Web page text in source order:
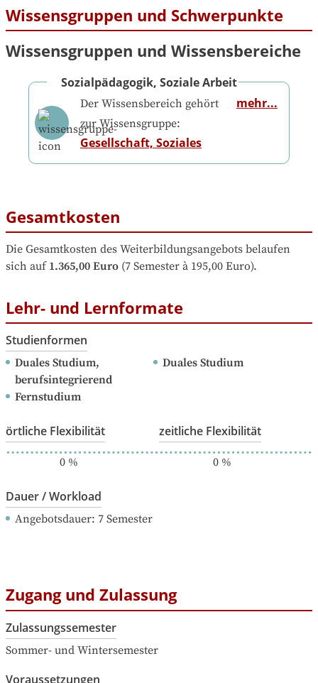
Wissensgruppen und Schwerpunkte
Wissensgruppen und Wissensbereiche
Sozialpädagogik, Soziale Arbeit
Der Wissensbereich gehört
zur Wissensgruppe:
Gesellschaft, Soziales
mehr...
Gesamtkosten
Die Gesamtkosten des Weiterbildungsangebots belaufen
sich auf 1.365,00 Euro (7 Semester à 195,00 Euro).
Lehr- und Lernformate
Studienformen
Duales Studium,
berufsintegrierend
Duales Studium
Fernstudium
örtliche Flexibilität
0%
zeitliche Flexibilität
0%
Dauer / Workload
Angebotsdauer: 7 Semester
Zugang und Zulassung
Zulassungssemester
Sommer- und Wintersemester
Voraussetzungen